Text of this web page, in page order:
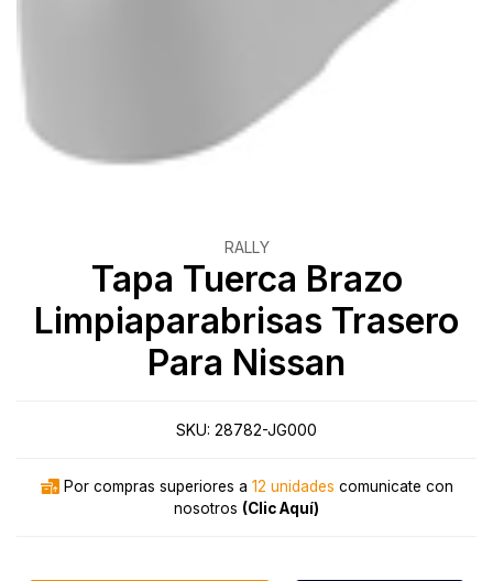
RALLY
Tapa Tuerca Brazo
Limpiaparabrisas Trasero
Para Nissan
SKU: 28782-JG000
Por compras superiores a 12 unidades comunicate con
nosotros (Clic Aquí)